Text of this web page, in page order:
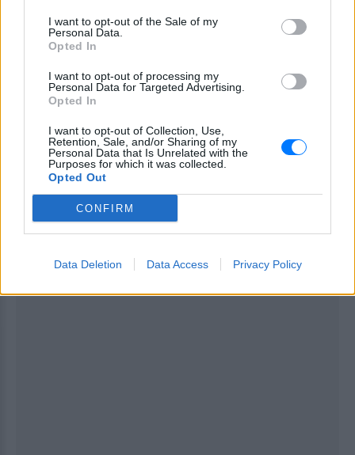
I want to opt-out of the Sale of my
Personal Data.
Opted In
I want to opt-out of processing my
Personal Data for Targeted Advertising.
Opted In
I want to opt-out of Collection, Use,
Retention, Sale, and/or Sharing of my
Personal Data that Is Unrelated with the
Purposes for which it was collected.
Opted Out
CONFIRM
Data Deletion Data Access Privacy Policy
πιθανώς ένας συνδυασμός όλων αυτών (και άλλων)
παραγόντων.
ΔΙΑΦΗΜΙΣΗ